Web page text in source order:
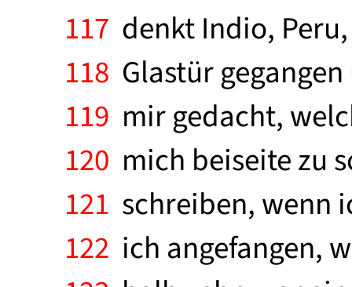
117 denkt Indio,
118 Glastür
119 mir gedacht,
120 mich beiseite zu
121 schreiben, wenn
122 ich angefangen,